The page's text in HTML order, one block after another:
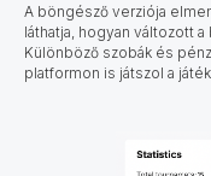
A böngésző verziója
láthatja, hogyan változott a
Különböző szobák és
platformon is játszol a játék